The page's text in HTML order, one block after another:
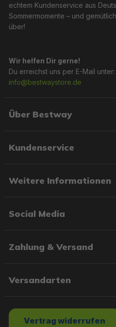
echtem Kundenservice aus
Sommermomente – und
über!
Wir helfen Dir gerne!
Du erreichst uns per E-Mail unter:
info@bestwaystore.de
Über Bestway
Kundenservice
Weitere Informationen
Social Media
Zahlung & Versand
Versandarten
Vertrag widerrufen